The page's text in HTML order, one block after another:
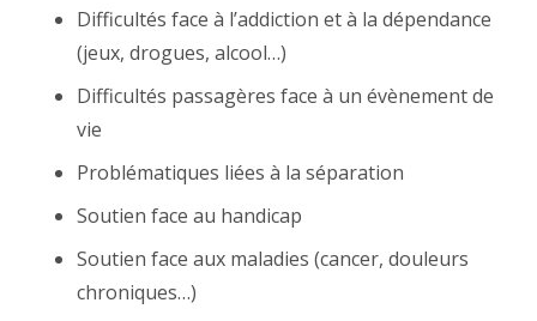
Difficultés face à l’addiction et à la dépendance
(jeux, drogues, alcool…)
Difficultés passagères face à un évènement de
vie
Problématiques liées à la séparation
Soutien face au handicap
Soutien face aux maladies (cancer, douleurs
chroniques…)